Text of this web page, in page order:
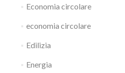
Economia circolare
economia circolare
Edilizia
Energia